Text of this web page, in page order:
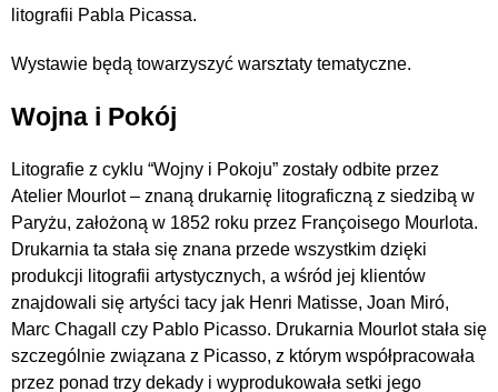
litografii Pabla Picassa.
Wystawie będą towarzyszyć warsztaty tematyczne.
Wojna i Pokój
Litografie z cyklu “Wojny i Pokoju” zostały odbite przez
Atelier Mourlot – znaną drukarnię litograficzną z siedzibą w
Paryżu, założoną w 1852 roku przez Françoisego Mourlota.
Drukarnia ta stała się znana przede wszystkim dzięki
produkcji litografii artystycznych, a wśród jej klientów
znajdowali się artyści tacy jak Henri Matisse, Joan Miró,
Marc Chagall czy Pablo Picasso. Drukarnia Mourlot stała się
szczególnie związana z Picasso, z którym współpracowała
przez ponad trzy dekady i wyprodukowała setki jego